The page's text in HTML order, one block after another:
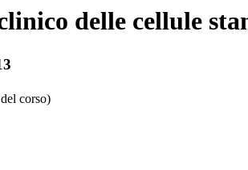
delle cellule
corso)